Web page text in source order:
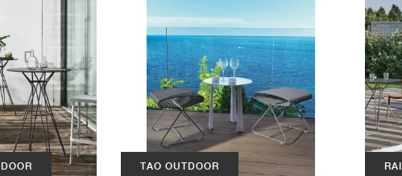
TAO OUTDOOR